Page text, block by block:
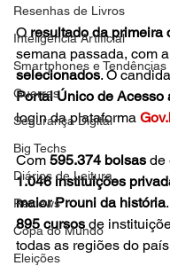
Resenhas de Livros
Inteligência Artificial
Smartphones e Tendências
Guerras
Segurança Digital
Big Techs
Diários de Leitura
Reviews
Copa do Mundo
Eleições
O resultado da primeira
semana passada, com
selecionados. O
Portal Único de Acesso
login da plataforma
Com 595.374 bolsas de
1.046 instituições
maior Prouni da história
895 cursos de
todas as regiões do